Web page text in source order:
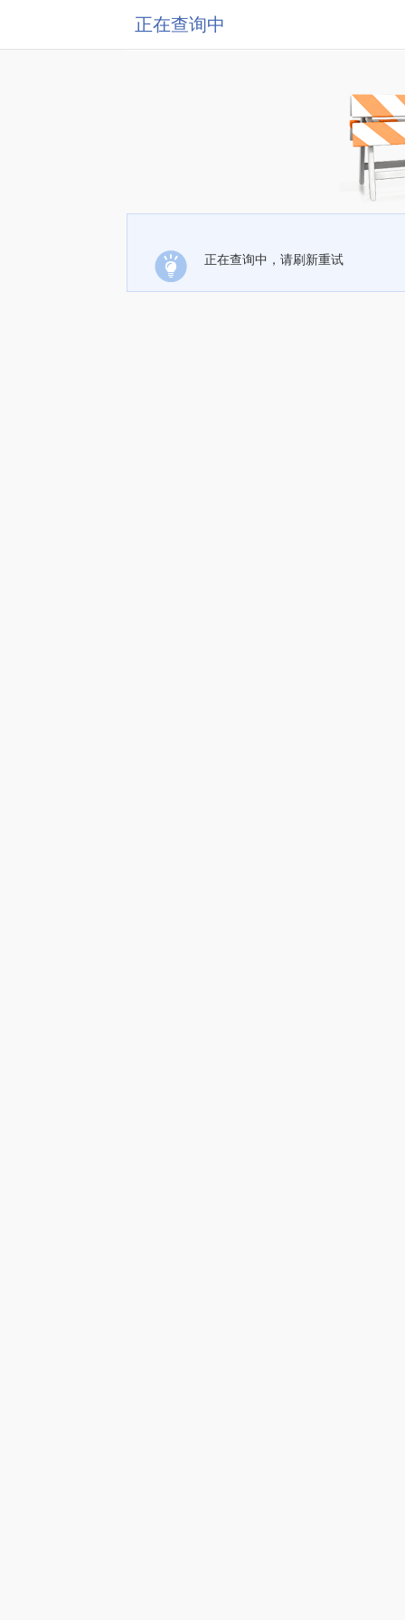
正在查询中
正在查询中，请刷新重试